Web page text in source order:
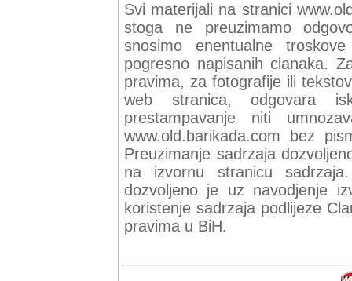
Svi materijali na stranici
stoga ne preuzimamo
snosimo enentualne
pogresno napisanih clanaka.
pravima, za fotografije ili
web stranica, odgovara
prestampavanje niti
www.old.barikada.com bez
Preuzimanje sadrzaja
na izvornu stranicu
dozvoljeno je uz navodjenje
koristenje sadrzaja podlijeze
pravima u BiH.